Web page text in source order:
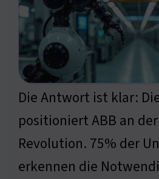
Die Antwort ist klar:
positioniert ABB an
Revolution. 75% der
erkennen die